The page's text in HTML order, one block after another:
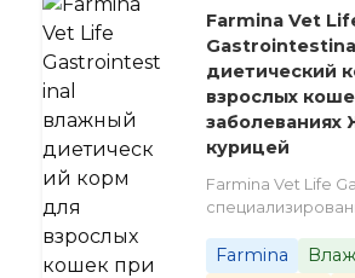
Farmina Vet
диетический
взрослых
заболеваниях
курицей
Farmina Vet Life
Farmina